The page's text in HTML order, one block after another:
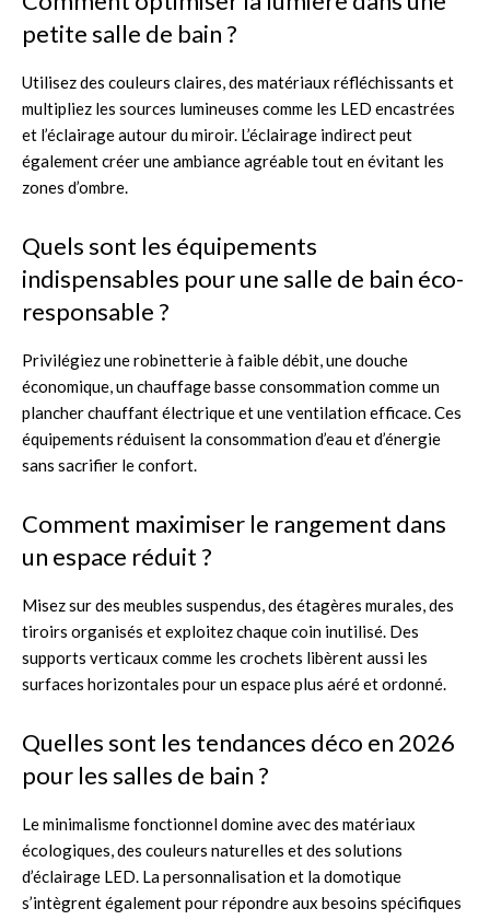
petite salle de bain ?
Utilisez des couleurs claires, des matériaux réfléchissants et
multipliez les sources lumineuses comme les LED encastrées
et l’éclairage autour du miroir. L’éclairage indirect peut
également créer une ambiance agréable tout en évitant les
zones d’ombre.
Quels sont les équipements
indispensables pour une salle de bain éco-
responsable ?
Privilégiez une robinetterie à faible débit, une douche
économique, un chauffage basse consommation comme un
plancher chauffant électrique et une ventilation efficace. Ces
équipements réduisent la consommation d’eau et d’énergie
sans sacrifier le confort.
Comment maximiser le rangement dans
un espace réduit ?
Misez sur des meubles suspendus, des étagères murales, des
tiroirs organisés et exploitez chaque coin inutilisé. Des
supports verticaux comme les crochets libèrent aussi les
surfaces horizontales pour un espace plus aéré et ordonné.
Quelles sont les tendances déco en 2026
pour les salles de bain ?
Le minimalisme fonctionnel domine avec des matériaux
écologiques, des couleurs naturelles et des solutions
d’éclairage LED. La personnalisation et la domotique
s’intègrent également pour répondre aux besoins spécifiques